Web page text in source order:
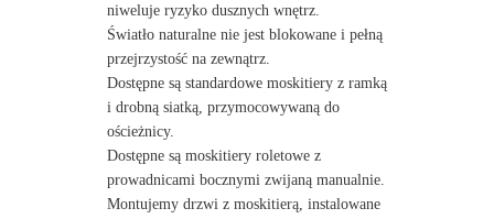
niweluje ryzyko dusznych wnętrz.
Światło naturalne nie jest blokowane i pełną
przejrzystość na zewnątrz.
Dostępne są standardowe moskitiery z ramką
i drobną siatką, przymocowywaną do
ościeżnicy.
Dostępne są moskitiery roletowe z
prowadnicami bocznymi zwijaną manualnie.
Montujemy drzwi z moskitierą, instalowane